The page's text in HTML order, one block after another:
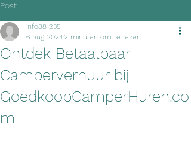
Post
Ontdek Betaalbaar
Camperverhuur bij
GoedkoopCamperHuren.co
m
info881235
6 aug 20242 minuten om te lezen